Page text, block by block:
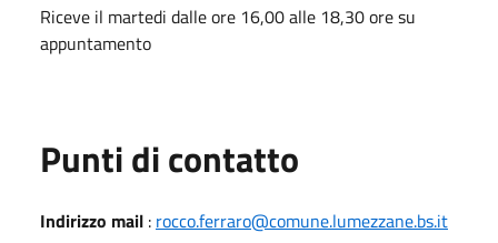
Riceve il martedi dalle ore 16,00 alle 18,30 ore su
appuntamento
Punti di contatto
Indirizzo mail : rocco.ferraro@comune.lumezzane.bs.it